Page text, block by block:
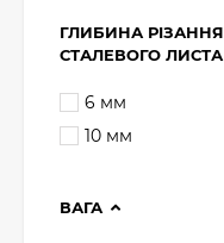
ГЛИБИНА РІЗАННЯ
СТАЛЕВОГО ЛИСТА
6 мм
10 мм
ВАГА